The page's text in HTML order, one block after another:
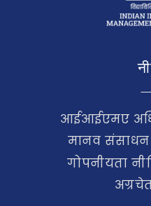
आईआईएमए
मानव संसाधन
गोपनीयता